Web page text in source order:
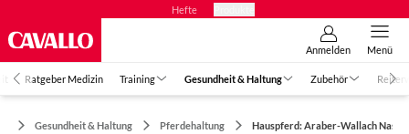
Hefte
Anmelden Menü
Ratgeber Medizin Training Gesundheit & Haltung Zubehör
Gesundheit & Haltung Pferdehaltung Hauspferd: Araber-Wallach Nasar